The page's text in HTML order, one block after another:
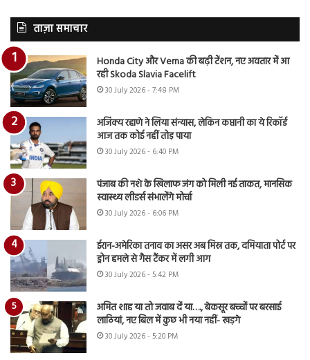
ताज़ा समाचार
Honda City और Verna की बढ़ी टेंशन, नए अवतार में आ
रही Skoda Slavia Facelift
30 July 2026 - 7:48 PM
अजिंक्य रहाणे ने लिया संन्यास, लेकिन कप्तानी का ये रिकॉर्ड
आज तक कोई नहीं तोड़ पाया
30 July 2026 - 6:40 PM
पंजाब की नशे के खिलाफ जंग को मिली नई ताकत, मानसिक
स्वास्थ्य लीडर्स संभालेंगे मोर्चा
30 July 2026 - 6:06 PM
ईरान-अमेरिका तनाव का असर अब मिस्र तक, दमियाता पोर्ट पर
ड्रोन हमले से गैस टैंकर में लगी आग
30 July 2026 - 5:42 PM
अमित शाह या तो जवाब दें या…., बेकसूर बच्चों पर बरसाई
लाठियां, नए बिल में कुछ भी नया नहीं- खड़गे
30 July 2026 - 5:20 PM